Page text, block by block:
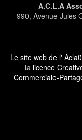
A.C.L.A
990, Avenue Jules
Le site web de l'
la licence
Commerciale-